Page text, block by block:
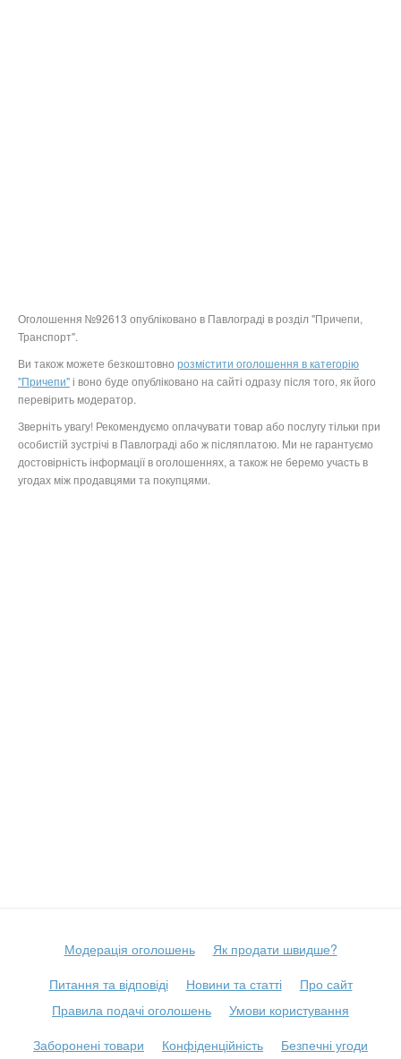
Оголошення №92613 опубліковано в Павлограді в розділ "Причепи,
Транспорт".
Ви також можете безкоштовно розмістити оголошення в категорію
"Причепи"і воно буде опубліковано на сайті одразу після того, як його
перевірить модератор.
Зверніть увагу! Рекомендуємо оплачувати товар або послугу тільки при
особистій зустрічі в Павлограді або ж післяплатою. Ми не гарантуємо
достовірність інформації в оголошеннях, а також не беремо участь в
угодах між продавцями та покупцями.
Модерація оголошень
Як продати швидше?
Питання та відповіді
Новини та статті
Про сайт
Правила подачі оголошень
Умови користування
Заборонені товари
Конфіденційність Безпечні угоди